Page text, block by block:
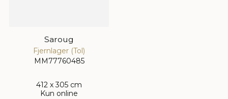
Saroug
Fjernlager (Tol)
MM77760485
412 x 305 cm
Kun online